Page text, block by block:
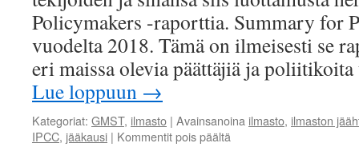
Policymakers -raporttia. Summary for
vuodelta 2018. Tämä on ilmeisesti se
eri maissa olevia päättäjiä ja
Lue loppuun →
Kategoriat: GMST, ilmasto | Avainsanoina ilmasto, ilmaston
IPCC, jääkausi | Kommentit pois päältä